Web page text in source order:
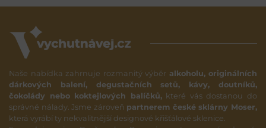
Naše nabídka zahrnuje rozmanitý výběr alkoholu, originálních
dárkových balení, degustačních setů, kávy, doutníků,
čokolády nebo koktejlových balíčků,které vás dostanou do
správné nálady. Jsme zároveň partnerem české sklárny Moser,
která vyrábí ty nekvalitnější designové křišťálové sklenice.